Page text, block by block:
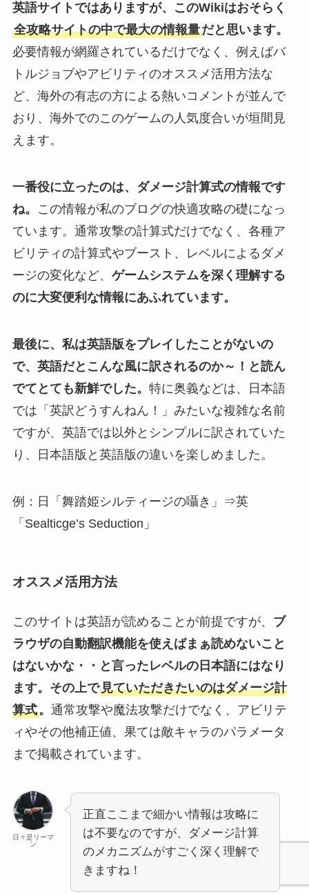
英語サイトではありますが、このWikiはおそらく
全攻略サイトの中で最大の情報量だと思います。
必要情報が網羅されているだけでなく、例えばバ
トルジョブやアビリティのオススメ活用方法な
ど、海外の有志の方による熱いコメントが並んで
おり、海外でのこのゲームの人気度合いが垣間見
えます。
一番役に立ったのは、ダメージ計算式の情報です
ね。
この情報が私のブログの快適攻略の礎になっ
ています。通常攻撃の計算式だけでなく、各種ア
ビリティの計算式やブースト、レベルによるダメ
ージの変化など、 ゲームシステムを深く理解する
のに大変便利な情報にあふれています。
最後に、私は英語版をプレイしたことがないの
で、英語だとこんな風に訳されるのか～！と読ん
でてとても新鮮でした。 特に奥義などは、日本語
では「英訳どうすんねん！」みたいな複雑な名前
ですが、英語では以外とシンプルに訳されていた
り、日本語版と英語版の違いを楽しめました。
例：日「舞踏姫シルティージの囁き」⇒英
「Sealticge’s Seduction」
オススメ活用方法
このサイトは英語が読めることが前提ですが、 ブ
ラウザの自動翻訳機能を使えばまぁ読めないこと
はないかな・・と言ったレベルの日本語にはなり
ます。 その上で見ていただきたいのはダメージ計
算式。 通常攻撃や魔法攻撃だけでなく、アビリテ
ィやその他補正値、果ては敵キャラのパラメータ
まで掲載されています。
日々是リーマ
ン
正直ここまで細かい情報は攻略に
は不要なのですが、ダメージ計算
のメカニズムがすごく深く理解で
きますね！